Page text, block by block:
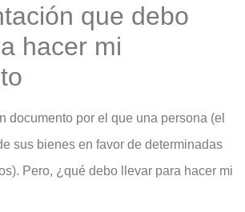
que debo
hacer mi
documento por el que una persona (el
sus bienes en favor de determinadas
Pero, ¿qué debo llevar para hacer mi